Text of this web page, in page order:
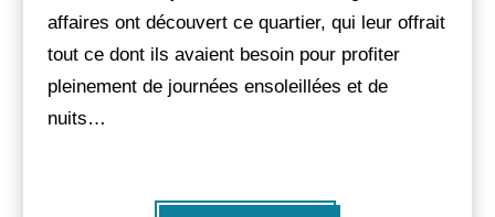
affaires ont découvert ce quartier, qui leur offrait
tout ce dont ils avaient besoin pour profiter
pleinement de journées ensoleillées et de
nuits…